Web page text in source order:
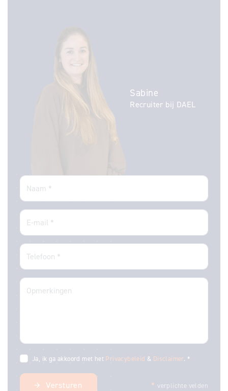
Sabine
Recruiter bij DAEL
Ja, ik ga akkoord met het Privacybeleid & Disclaimer. *
Versturen * verplichte velden